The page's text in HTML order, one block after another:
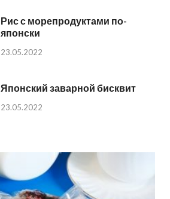
Рис с морепродуктами по-
японски
23.05.2022
Японский заварной бисквит
23.05.2022